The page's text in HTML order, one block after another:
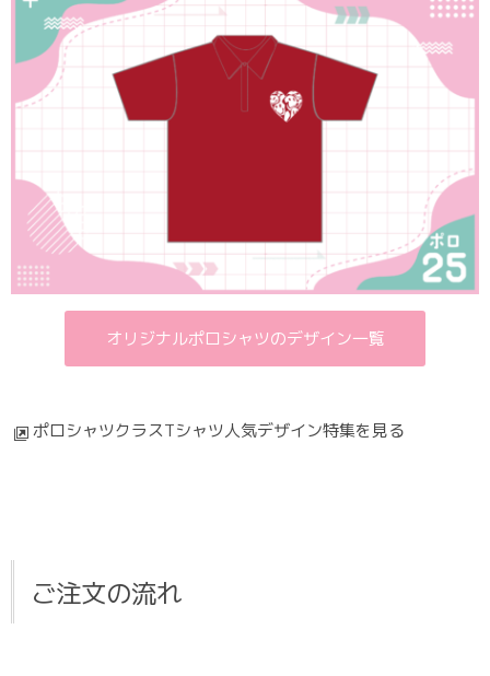
オリジナルポロシャツのデザイン一覧
ポロシャツクラスTシャツ人気デザイン特集を見る
ご注文の流れ